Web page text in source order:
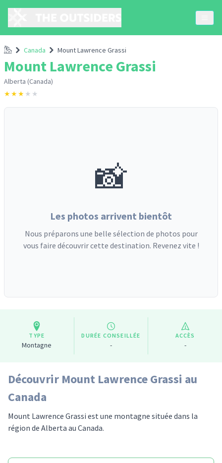
AccueilCanada Mount Lawrence Grassi
Mount Lawrence Grassi
Alberta (Canada)
★★★ ★ ★
📸
Les photos arrivent bientôt
Nous préparons une belle sélection de photos pour
vous faire découvrir cette destination. Revenez vite !
TYPE
Montagne
DURÉE CONSEILLÉE
-
ACCÈS
-
Découvrir Mount Lawrence Grassi au
Canada
Mount Lawrence Grassi est une montagne située dans la
région de Alberta au Canada.